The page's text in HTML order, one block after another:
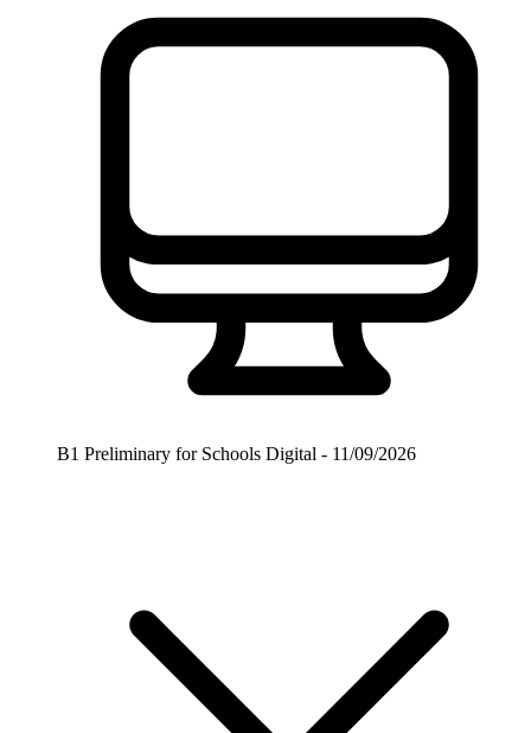
B1 Preliminary for Schools Digital - 11/09/2026